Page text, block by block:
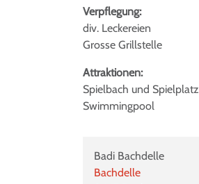
Verpflegung:
div. Leckereien
Grosse Grillstelle
Attraktionen:
Spielbach und Spielplatz
Swimmingpool
Badi Bachdelle
Bachdelle